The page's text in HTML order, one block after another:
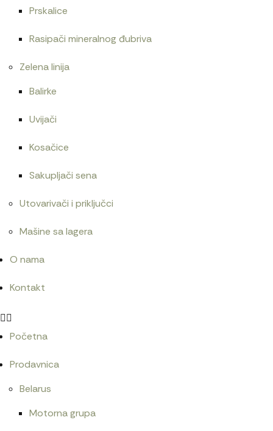
Prskalice
Rasipači mineralnog đubriva
Zelena linija
Balirke
Uvijači
Kosačice
Sakupljači sena
Utovarivači i priključci
Mašine sa lagera
O nama
Kontakt
Početna
Prodavnica
Belarus
Motorna grupa